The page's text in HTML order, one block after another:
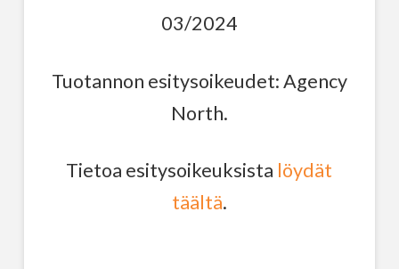
03/2024
Tuotannon esitysoikeudet: Agency
North.
Tietoa esitysoikeuksista löydät
täältä.